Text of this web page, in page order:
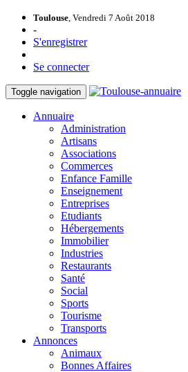
Toulouse, Vendredi 7 Août 2018
-
S'enregistrer
Se connecter
Toggle navigation
Annuaire
Administration
Artisans
Associations
Commerces
Enfance Famille
Enseignement
Entreprises
Etudiants
Hébergements
Immobilier
Industries
Restaurants
Santé
Social
Sports
Tourisme
Transports
Annonces
Animaux
Bonnes Affaires